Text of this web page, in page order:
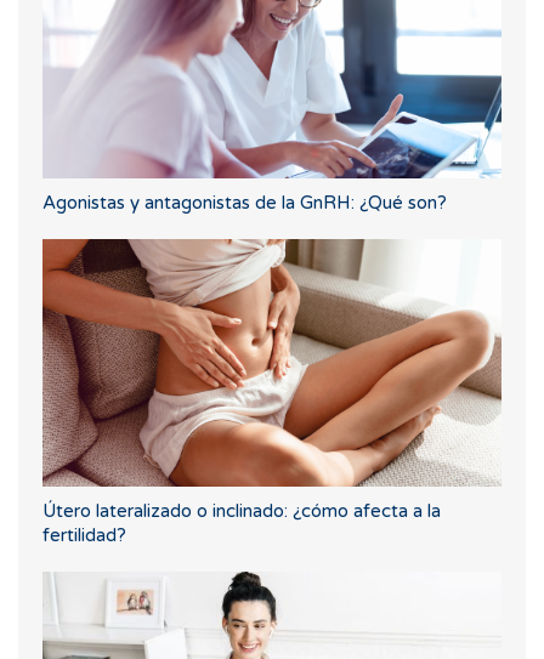
Agonistas y antagonistas de la GnRH: ¿Qué son?
Útero lateralizado o inclinado: ¿cómo afecta a la
fertilidad?